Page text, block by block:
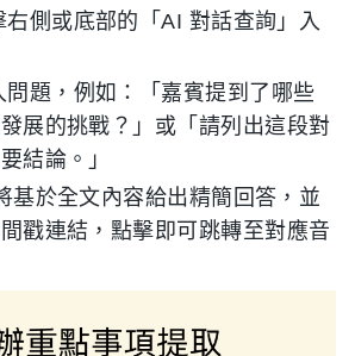
右側或底部的「AI 對話查詢」入
問題，例如：「嘉賓提到了哪些
展的挑戰？」或「請列出這段對
結論。」
基於全文內容給出精簡回答，並
戳連結，點擊即可跳轉至對應音